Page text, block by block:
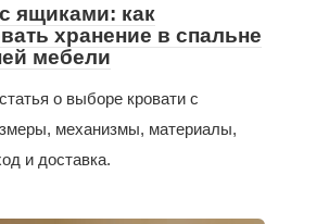
ящиками: как
хранение в спальне
мебели
о выборе кровати с
механизмы, материалы,
и доставка.